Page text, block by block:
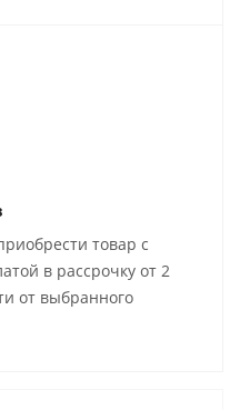
товар с
в рассрочку от 2
от выбранного